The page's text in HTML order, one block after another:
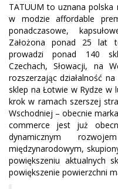
TATUUM to uznana
w modzie affordable
ponadczasowe,
Założona ponad 25 lat
prowadzi ponad 140
Czechach, Słowacji, na
rozszerzając działalność
sklep na Łotwie w Rydze w
krok w ramach szerszej
Wschodniej – obecnie
commerce jest już
dynamicznym
międzynarodowym,
powiększeniu aktualnych
powiększenie powierzchni